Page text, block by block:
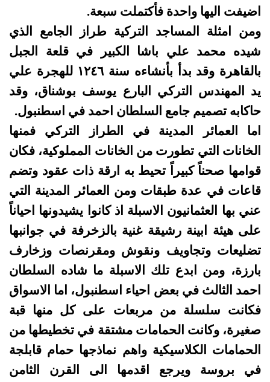
اضيفت اليها واحدة فأكتملت سبعة.
ومن امثلة المساجد التركية طراز الجامع الذي
شيده محمد علي باشا الكبير في قلعة الجبل
بالقاهرة وقد بدأ بأنشاءه سنة ۱۲٤٦ للهجرة علي
يد المهندس التركي البارع يوسف بوشناق، وقد
حاكابه تصميم جامع السلطان احمد في اسطنبول.
اما العمائر المدينة في الطراز التركي فمنها
الخانات التي تطورت من الخانات المملوكية، فكان
قوامها صحناً كبيراً تحيط به ارقة ذات عقود وتضم
قاعات في عدة طبقات ومن العمائر المدينة التي
عني بها العثمانيون الاسبلة اذ كانوا يشيدونها احياناً
على هيئة ابينة رشيقة غنية بالزخرفة في جوانبها
تضليعات وتجاويف ونقوش ومقرنصات وزخارف
بارزة، ومن ابدع تلك الاسبلة ما شاده السلطان
احمد الثالث في بعض احياء اسطنبول، اما الاسواق
فكانت سلسلة من مربعات على كل منها قبة
صغيرة، وكانت الحمامات مشتقة في تخطيطها من
الحمامات الكلاسيكية واهم نماذجها حمام قابلجة
في بروسة ويرجع اقدمها الى القرن الثامن